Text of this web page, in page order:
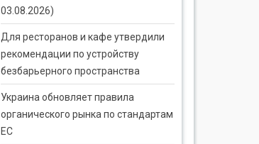
03.08.2026)
Для ресторанов и кафе утвердили
рекомендации по устройству
безбарьерного пространства
Украина обновляет правила
органического рынка по стандартам
ЕС